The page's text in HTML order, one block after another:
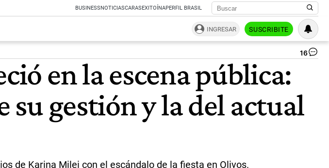
BUSINESSNOTICIASCARASEXITOÍNAPERFIL BRASIL
INGRESAR SUSCRIBITE
16
en la escena pública:
gestión y la del actual
de Karina Milei con el escándalo de la fiesta en Olivos.